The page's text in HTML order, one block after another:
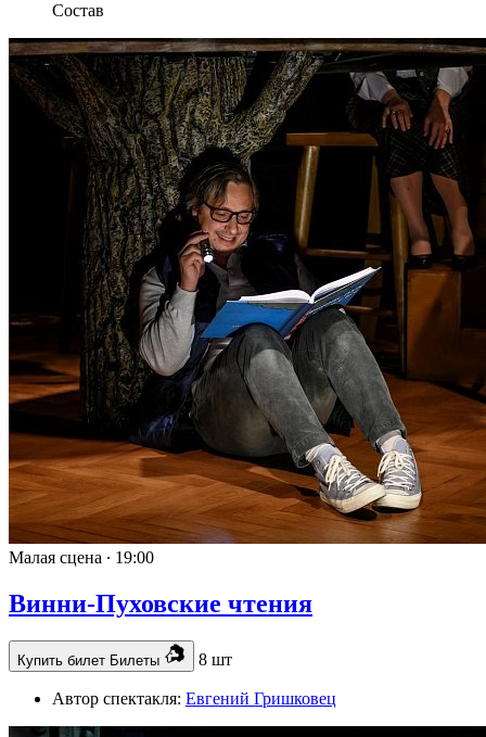
Состав
Малая сцена ∙ 19:00
Винни-Пуховские чтения
Купить билет Билеты 8 шт
Автор спектакля: Евгений Гришковец